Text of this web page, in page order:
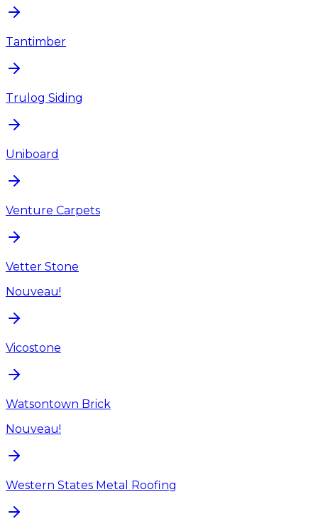
Tantimber
Trulog Siding
Uniboard
Venture Carpets
Vetter Stone
Nouveau!
Vicostone
Watsontown Brick
Nouveau!
Western States Metal Roofing